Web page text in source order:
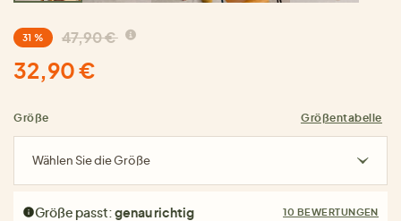
31 % 47,90 €
32,90 €
Größe Größentabelle
Wählen Sie die Größe
Größe passt:genau richtig 10 BEWERTUNGEN